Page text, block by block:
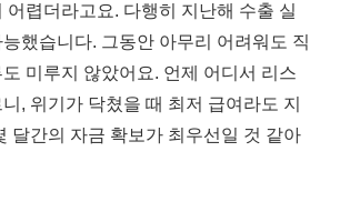
어렵더라고요. 다행히 지난해 수출 실
했습니다. 그동안 아무리 어려워도 직
미루지 않았어요. 언제 어디서 리스
, 위기가 닥쳤을 때 최저 급여라도 지
달간의 자금 확보가 최우선일 것 같아